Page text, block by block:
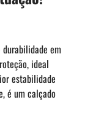
em
ideal
estabilidade
é um calçado